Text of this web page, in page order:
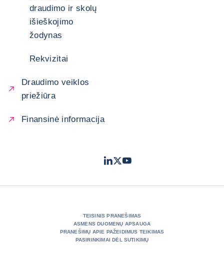
draudimo ir skolų
išieškojimo
žodynas
Rekvizitai
Draudimo veiklos
priežiūra
Finansinė informacija
LinkedIn
TwitterYoutube
TEISINIS PRANEŠIMAS
ASMENS DUOMENŲ APSAUGA
PRANEŠIMŲ APIE PAŽEIDIMUS TEIKIMAS
PASIRINKIMAI DĖL SUTIKIMŲ